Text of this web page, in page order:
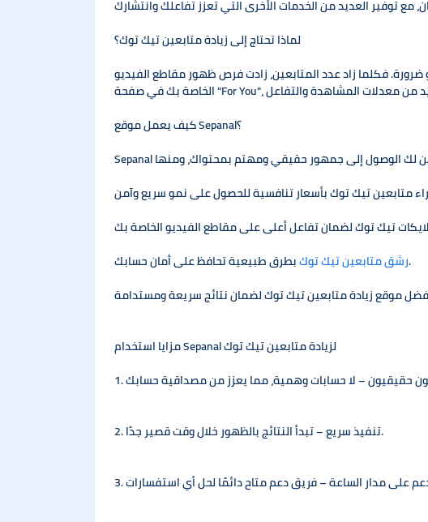
لماذا تحتاج إلى زيادة متابعين تيك توك؟
فكلما زاد عدد المتابعين، زادت فرص ظهور مقاطع الفيديو
كيف يعمل موقع Sepanal؟
رشق متابعين تيك توكبطرق طبيعية تحافظ على أمان حسابك.
مزايا استخدام Sepanal لزيادة متابعين تيك توك
2. تنفيذ سريع – تبدأ النتائج بالظهور خلال وقت قصير جدًا.